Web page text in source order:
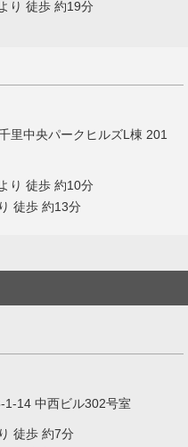
り 徒歩 約19分
里中央パークヒルズL棟 201
り 徒歩 約10分
徒歩 約13分
1-14 中西ビル302号室
徒歩 約7分